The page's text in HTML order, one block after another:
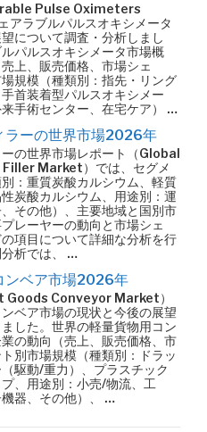
Pulse Oximeters
アラブルパルスオキシメータ
について調査・分析しまし
パルスオキシメータ市場概
上、販売価格、市場シェ
規模（種類別：指先・リング
首装着型パルスオキシメー
手術センター、在宅ケア） …
ラーの世界市場2026年
の世界市場レポート（Global
Market）では、セグメ
：重質炭酸カルシウム、軽質
炭酸カルシウム、用途別：運
その他）、主要地域と国別市
レーヤーの動向と市場シェ
項目について詳細な分析を行
分析では、 …
ンベア市場2026年
Goods Conveyor Market）
ベア市場の現状と今後の展望
した。世界の軽量貨物用コン
の動向（売上、販売価格、市
別市場規模（種類別：ドラッ
駆動/重力）、プラスチック
、用途別：小売/物流、工
器、その他）、 …